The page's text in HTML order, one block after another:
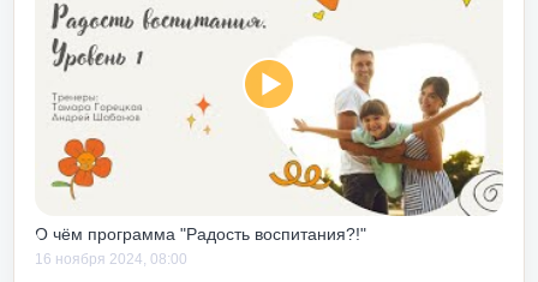
Я бы
личностного
человека
тебе мягко
к понимаю
ГОТОВ!!!
ты погрузишься
прожив
о понимании
О чём программа "Радость воспитания?!"
16 ноября 2024, 08:00